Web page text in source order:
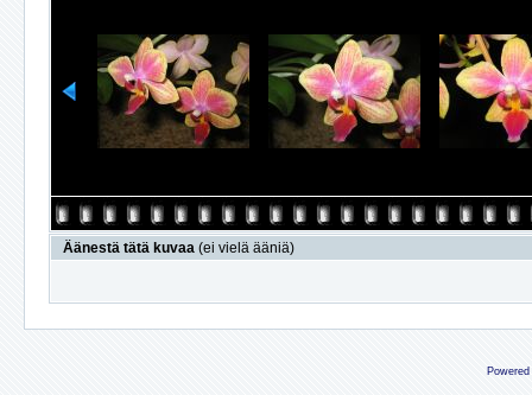
Äänestä tätä kuvaa (ei vielä ääniä)